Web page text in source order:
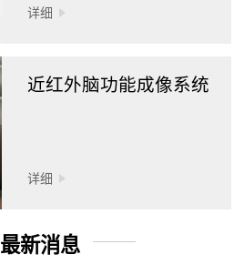
详细
近红外脑功能成像系统
详细
最新消息